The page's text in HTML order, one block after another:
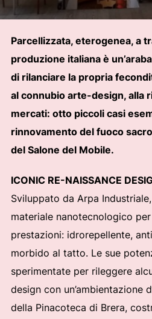
Parcellizzata, eterogenea, a
produzione italiana è
di rilanciare la propria
al connubio arte-design, alla
mercati: otto piccoli casi
rinnovamento del fuoco
del Salone del Mobile.
ICONIC RE-NAISSANCE
Sviluppato da Arpa
materiale nanotecnologico
prestazioni: idrorepellente,
morbido al tatto. Le sue
sperimentate per rileggere
design con un’ambientazione
della Pinacoteca di Brera,